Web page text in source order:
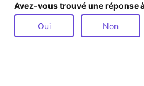
V
Avez-vous trouvé une réponse
Oui Non